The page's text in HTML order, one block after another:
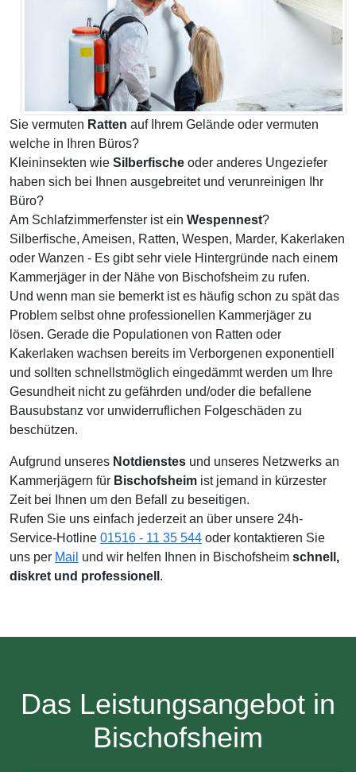
Sie vermuten Ratten auf Ihrem Gelände oder vermuten
welche in Ihren Büros?
Kleininsekten wie Silberfische oder anderes Ungeziefer
haben sich bei Ihnen ausgebreitet und verunreinigen Ihr
Büro?
Am Schlafzimmerfenster ist ein Wespennest?
Silberfische, Ameisen, Ratten, Wespen, Marder, Kakerlaken
oder Wanzen - Es gibt sehr viele Hintergründe nach einem
Kammerjäger in der Nähe von Bischofsheim zu rufen.
Und wenn man sie bemerkt ist es häufig schon zu spät das
Problem selbst ohne professionellen Kammerjäger zu
lösen. Gerade die Populationen von Ratten oder
Kakerlaken wachsen bereits im Verborgenen exponentiell
und sollten schnellstmöglich eingedämmt werden um Ihre
Gesundheit nicht zu gefährden und/oder die befallene
Bausubstanz vor unwiderruflichen Folgeschäden zu
beschützen.
Aufgrund unseres Notdienstes und unseres Netzwerks an
Kammerjägern für Bischofsheim ist jemand in kürzester
Zeit bei Ihnen um den Befall zu beseitigen.
Rufen Sie uns einfach jederzeit an über unsere 24h-
Service-Hotline 01516 - 11 35 544 oder kontaktieren Sie
uns per Mail und wir helfen Ihnen in Bischofsheim schnell,
diskret und professionell .
Das Leistungsangebot in
Bischofsheim